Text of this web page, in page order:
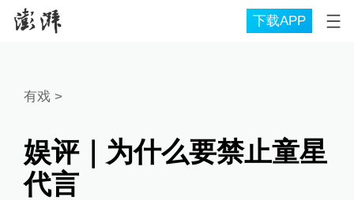
下载APP
有戏 >
娱评｜为什么要禁止童星
代言